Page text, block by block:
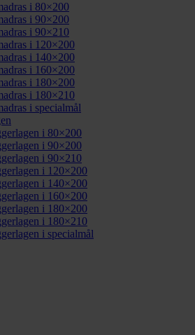
i 80×200
i 90×200
i 90×210
i 120×200
i 140×200
i 160×200
i 180×200
i 180×210
i specialmål
i 80×200
i 90×200
i 90×210
i 120×200
i 140×200
i 160×200
i 180×200
i 180×210
i specialmål